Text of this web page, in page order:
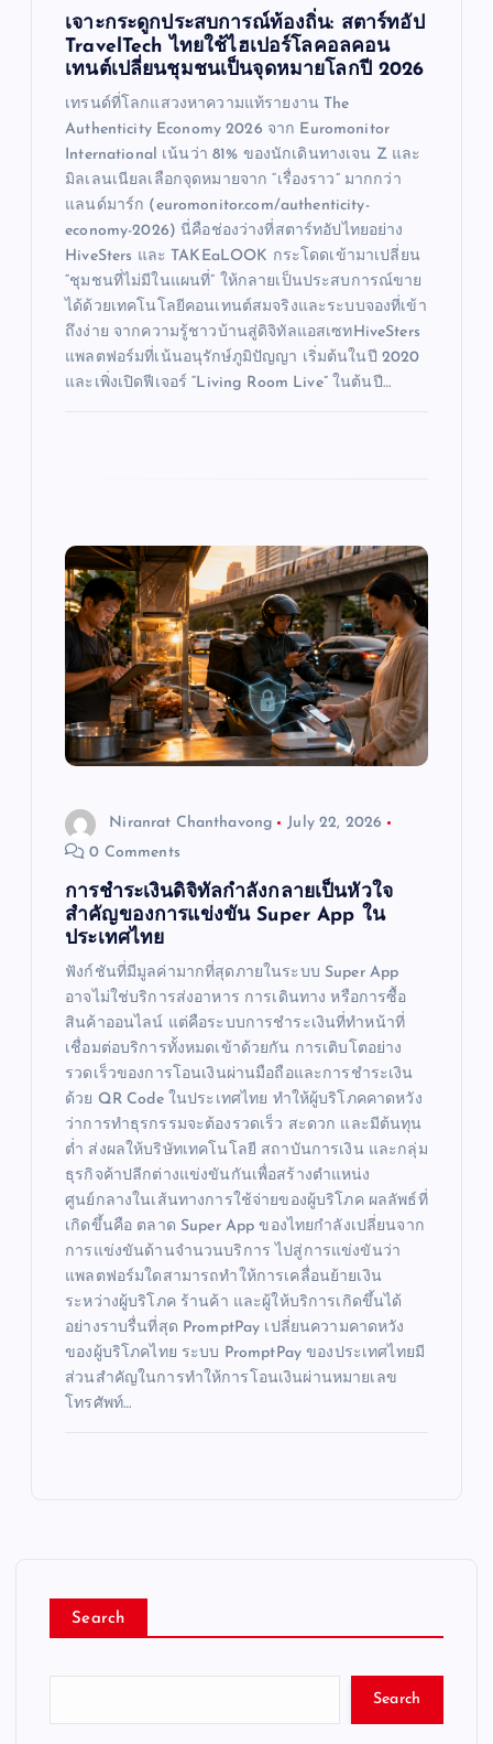
เจาะกระดูกประสบการณ์ท้องถิ่น: สตาร์ทอัป
TravelTech ไทยใช้ไฮเปอร์โลคอลคอน
เทนต์เปลี่ยนชุมชนเป็นจุดหมายโลกปี 2026
เทรนด์ที่โลกแสวงหาความแท้รายงาน The
Authenticity Economy 2026 จาก Euromonitor
International เน้นว่า 81% ของนักเดินทางเจน Z และ
มิลเลนเนียลเลือกจุดหมายจาก “เรื่องราว” มากกว่า
แลนด์มาร์ก (euromonitor.com/authenticity-
economy-2026) นี่คือช่องว่างที่สตาร์ทอัปไทยอย่าง
HiveSters และ TAKEaLOOK กระโดดเข้ามาเปลี่ยน
“ชุมชนที่ไม่มีในแผนที่” ให้กลายเป็นประสบการณ์ขาย
ได้ด้วยเทคโนโลยีคอนเทนต์สมจริงและระบบจองที่เข้า
ถึงง่าย จากความรู้ชาวบ้านสู่ดิจิทัลแอสเซทHiveSters
แพลตฟอร์มที่เน้นอนุรักษ์ภูมิปัญญา เริ่มต้นในปี 2020
และเพิ่งเปิดฟีเจอร์ “Living Room Live” ในต้นปี…
Niranrat Chanthavong
July 22, 2026
0 Comments
การชำระเงินดิจิทัลกำลังกลายเป็นหัวใจ
สำคัญของการแข่งขัน Super App ใน
ประเทศไทย
ฟังก์ชันที่มีมูลค่ามากที่สุดภายในระบบ Super App
อาจไม่ใช่บริการส่งอาหาร การเดินทาง หรือการซื้อ
สินค้าออนไลน์ แต่คือระบบการชำระเงินที่ทำหน้าที่
เชื่อมต่อบริการทั้งหมดเข้าด้วยกัน การเติบโตอย่าง
รวดเร็วของการโอนเงินผ่านมือถือและการชำระเงิน
ด้วย QR Code ในประเทศไทย ทำให้ผู้บริโภคคาดหวัง
ว่าการทำธุรกรรมจะต้องรวดเร็ว สะดวก และมีต้นทุน
ต่ำ ส่งผลให้บริษัทเทคโนโลยี สถาบันการเงิน และกลุ่ม
ธุรกิจค้าปลีกต่างแข่งขันกันเพื่อสร้างตำแหน่ง
ศูนย์กลางในเส้นทางการใช้จ่ายของผู้บริโภค ผลลัพธ์ที่
เกิดขึ้นคือ ตลาด Super App ของไทยกำลังเปลี่ยนจาก
การแข่งขันด้านจำนวนบริการ ไปสู่การแข่งขันว่า
แพลตฟอร์มใดสามารถทำให้การเคลื่อนย้ายเงิน
ระหว่างผู้บริโภค ร้านค้า และผู้ให้บริการเกิดขึ้นได้
อย่างราบรื่นที่สุด PromptPay เปลี่ยนความคาดหวัง
ของผู้บริโภคไทย ระบบ PromptPay ของประเทศไทยมี
ส่วนสำคัญในการทำให้การโอนเงินผ่านหมายเลข
โทรศัพท์…
Search
Search